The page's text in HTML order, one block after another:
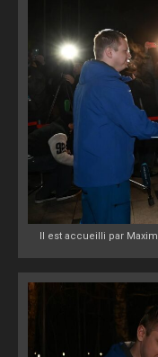
Il est accueilli par